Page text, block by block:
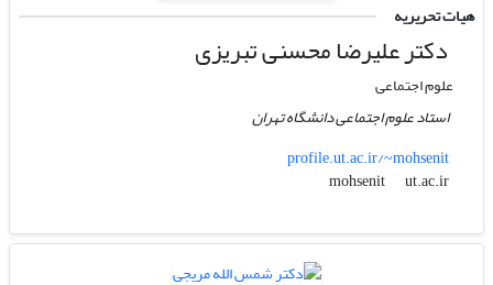
هیات تحریریه
دکتر علیرضا محسنی تبریزی
علوم اجتماعی
استاد علوم اجتماعی دانشگاه تهران
profile.ut.ac.ir/~mohsenit
mohsenit
ut.ac.ir